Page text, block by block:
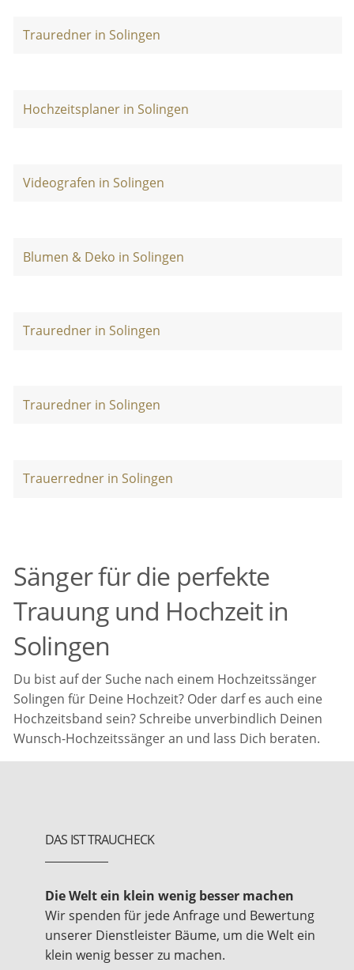
Trauredner in Solingen
Hochzeitsplaner in Solingen
Videografen in Solingen
Blumen & Deko in Solingen
Trauredner in Solingen
Trauredner in Solingen
Trauerredner in Solingen
Sänger für die perfekte
Trauung und Hochzeit in
Solingen
Du bist auf der Suche nach einem Hochzeitssänger
Solingen für Deine Hochzeit? Oder darf es auch eine
Hochzeitsband sein? Schreibe unverbindlich Deinen
Wunsch-Hochzeitssänger an und lass Dich beraten.
DAS IST TRAUCHECK
Die Welt ein klein wenig besser machen
Wir spenden für jede Anfrage und Bewertung
unserer Dienstleister Bäume, um die Welt ein
klein wenig besser zu machen.